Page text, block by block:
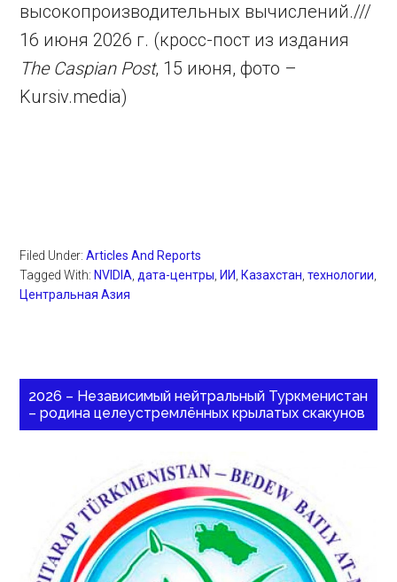
высокопроизводительных вычислений.///
16 июня 2026 г. (кросс-пост из издания
The Caspian Post, 15 июня, фото –
Kursiv.media)
Filed Under:Articles And Reports
Tagged With: NVIDIA дата-центры ИИ Казахстан ,технологии
Центральная Азия
2026 – Независимый нейтральный Туркменистан
– родина целеустремлённых крылатых скакунов